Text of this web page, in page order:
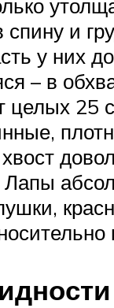
спину и
у них
– в
целых 25
Лапы